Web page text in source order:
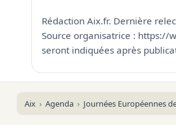
Rédaction Aix.fr. Dernière
Source organisatrice : https://
seront indiquées après
Aix Agenda Journées Européennes